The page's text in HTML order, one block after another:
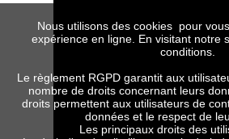
Nous utilisons des cookies pour
expérience en ligne. En visitant notre
conditions.
Le règlement RGPD garantit aux
nombre de droits concernant leurs
droits permettent aux utilisateurs de
données et le respect de
Les principaux droits des